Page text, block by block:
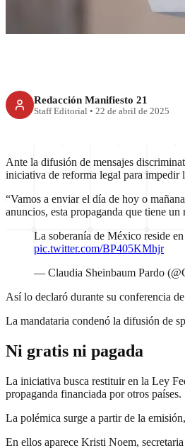
Redacción Manifiesto 21
Staff Editorial • 22 de abril de 2025
Ante la difusión de mensajes
iniciativa de reforma legal para impedir
“Vamos a enviar el día de hoy o
anuncios, esta propaganda que tiene
La soberanía de México reside
pic.twitter.com/BP405KMhjr
— Claudia Sheinbaum Pardo
Así lo declaró durante su conferencia
La mandataria condenó la difusión de
Ni gratis ni pagada
La iniciativa busca restituir en la Ley
propaganda financiada por otros países.
La polémica surge a partir de la
En ellos aparece Kristi Noem,